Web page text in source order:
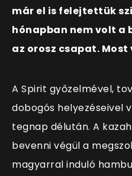
már el is felejtettük
hónapban nem volt a
az orosz csapat.
A Spirit győzelmével,
dobogós helyezéseivel
tegnap délután. A
bevenni végül a
magyarral induló